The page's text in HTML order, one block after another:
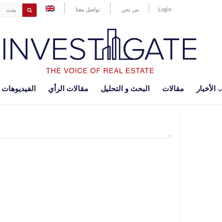
Login من نحن تواصل معنا
اﻷخبار مقالات البحث و التحليل مقالات الرأي الفيديوهات